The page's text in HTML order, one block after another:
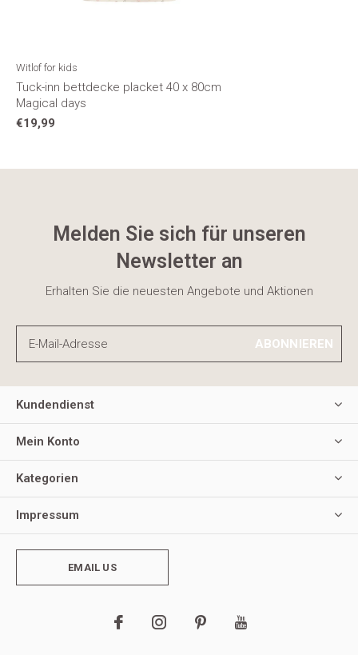
Witlof for kids
Tuck-inn bettdecke placket 40 x 80cm
Magical days
€19,99
Melden Sie sich für unseren
Newsletter an
Erhalten Sie die neuesten Angebote und Aktionen
ABONNIEREN
Kundendienst
Mein Konto
Kategorien
Impressum
EMAIL US